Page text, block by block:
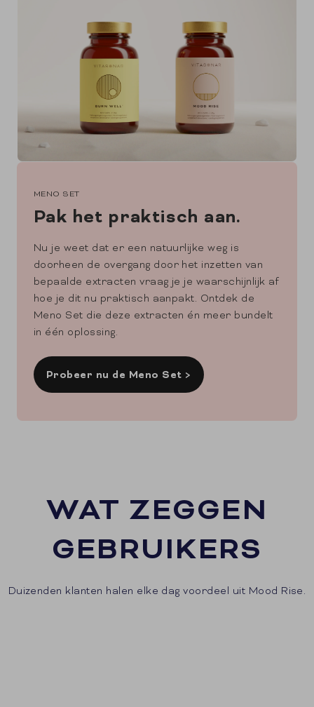
Pak het praktisch aan.
MENO SET
Nu je weet dat er een natuurlijke weg is
doorheen de overgang door het inzetten van
bepaalde extracten vraag je je waarschijnlijk af
hoe je dit nu praktisch aanpakt. Ontdek de
Meno Set die deze extracten én meer bundelt
in één oplossing.
Probeer nu de Meno Set >
WAT ZEGGEN
GEBRUIKERS
Duizenden klanten halen elke dag voordeel uit Mood Rise.